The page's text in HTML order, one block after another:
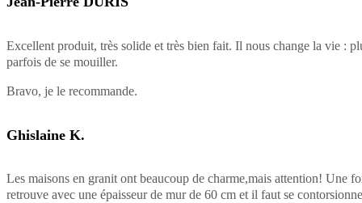
Excellent produit, très solide et très bien fait. Il nous change la vie :
parfois de se mouiller.
Bravo, je le recommande.
Ghislaine K.
Les maisons en granit ont beaucoup de charme,mais attention! Une
retrouve avec une épaisseur de mur de 60 cm et il faut se